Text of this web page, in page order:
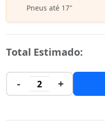
Pneus até 17"
Total Estimado:
- 2 +